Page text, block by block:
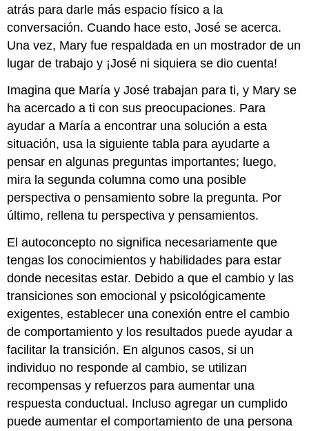
atrás para darle más espacio físico a la
conversación. Cuando hace esto, José se acerca.
Una vez, Mary fue respaldada en un mostrador de un
lugar de trabajo y ¡José ni siquiera se dio cuenta!
Imagina que María y José trabajan para ti, y Mary se
ha acercado a ti con sus preocupaciones. Para
ayudar a María a encontrar una solución a esta
situación, usa la siguiente tabla para ayudarte a
pensar en algunas preguntas importantes; luego,
mira la segunda columna como una posible
perspectiva o pensamiento sobre la pregunta. Por
último, rellena tu perspectiva y pensamientos.
El autoconcepto no significa necesariamente que
tengas los conocimientos y habilidades para estar
donde necesitas estar. Debido a que el cambio y las
transiciones son emocional y psicológicamente
exigentes, establecer una conexión entre el cambio
de comportamiento y los resultados puede ayudar a
facilitar la transición. En algunos casos, si un
individuo no responde al cambio, se utilizan
recompensas y refuerzos para aumentar una
respuesta conductual. Incluso agregar un cumplido
puede aumentar el comportamiento de una persona